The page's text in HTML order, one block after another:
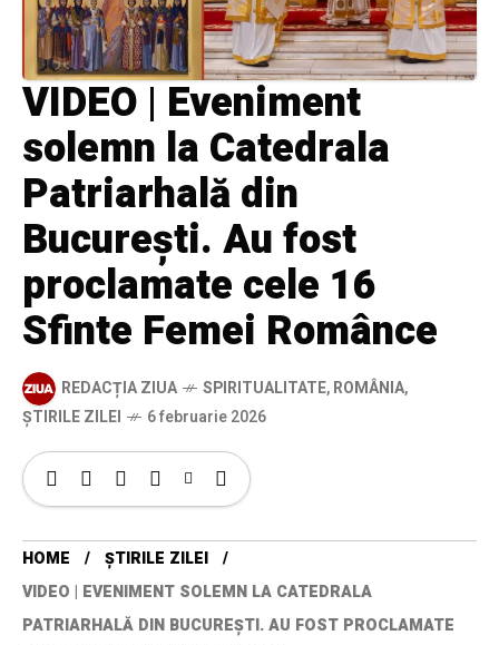
VIDEO | Eveniment
solemn la Catedrala
Patriarhală din
București. Au fost
proclamate cele 16
Sfinte Femei Românce
REDACȚIA ZIUA SPIRITUALITATE,ROMÂNIA,
ȘTIRILE ZILEI
6 februarie 2026
HOME
ȘTIRILE ZILEI
VIDEO | EVENIMENT SOLEMN LA CATEDRALA
PATRIARHALĂ DIN BUCUREȘTI. AU FOST PROCLAMATE